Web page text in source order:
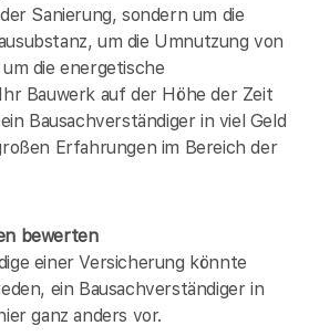
Sanierung, sondern um die
um die Umnutzung von
die energetische
Bauwerk auf der Höhe der Zeit
Bausachverständiger in viel Geld
Erfahrungen im Bereich der
bewerten
einer Versicherung könnte
ein Bausachverständiger in
ganz anders vor.